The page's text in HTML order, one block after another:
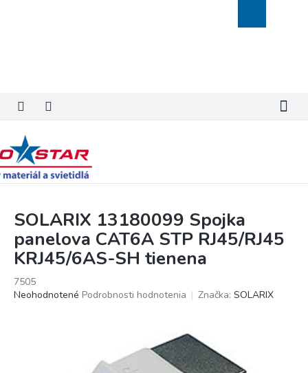
košík
SOLARIX 13180099 Spojka
panelova CAT6A STP RJ45/RJ45
KRJ45/6AS-SH tienena
7505
Priemerné
Neohodnotené Podrobnosti hodnotenia Značka: SOLARIX